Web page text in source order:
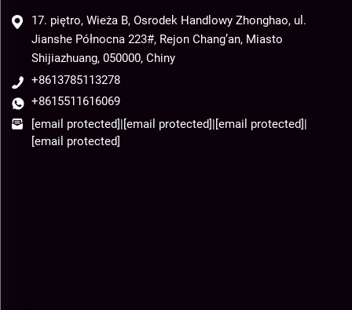
17. piętro, Wieża B, Osrodek Handlowy Zhonghao, ul.
Jianshe Północna 223#, Rejon Chang’an, Miasto
Shijiazhuang, 050000, Chiny
+8613785113278
+8615511616069
[email protected]|[email protected]|[email protected]|
[email protected]